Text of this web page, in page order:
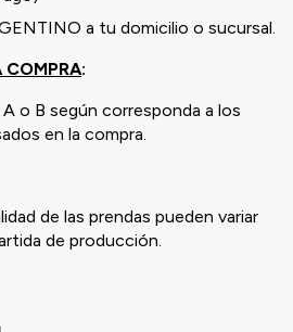
a tu domicilio o sucursal.
COMPRA:
o B según corresponda a los
en la compra.
de las prendas pueden variar
de producción.